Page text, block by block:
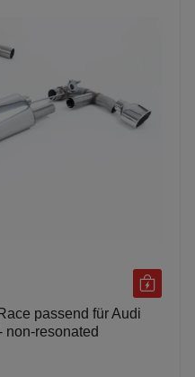
passend für Audi
non-resonated